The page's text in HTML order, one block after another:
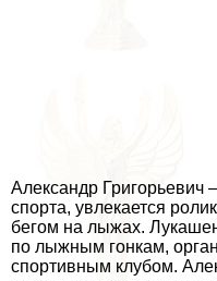
Александр Григорьевич
спорта, увлекается
бегом на лыжах.
по лыжным гонкам,
спортивным клубом.